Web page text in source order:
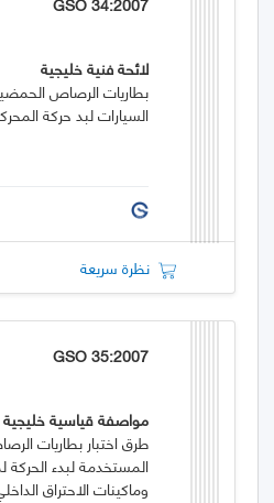
لائحة فنية خليجية
بطاريات الرصاص
السيارات لبد حركة
نظرة سريعة
GSO 35:2007
مواصفة قياسية خليجية
طرق اختبار بطاريات
المستخدمة لبدء الحركة
وماكينات الاحتراق